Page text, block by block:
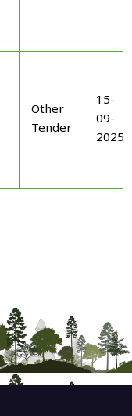
Other
Tender
15-
09-
2025